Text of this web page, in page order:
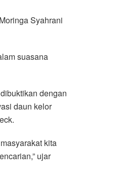
Syahrani
suasana
dengan
daun kelor
kita
ujar